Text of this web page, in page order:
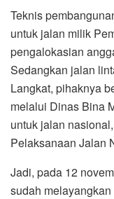
Teknis
untuk jalan milik
pengalokasian
Sedangkan jalan
Langkat, pihaknya
melalui Dinas Bina
untuk jalan
Pelaksanaan Jalan
Jadi, pada 12
sudah